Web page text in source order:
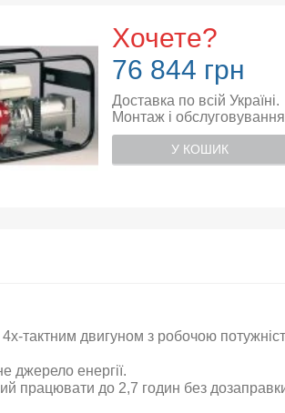
Хочете?
76 844 грн
Доставка по всій Україні.
Монтаж і
У КОШИК
4х-тактним двигуном з робочою
джерело енергії.
працювати до 2,7 годин без